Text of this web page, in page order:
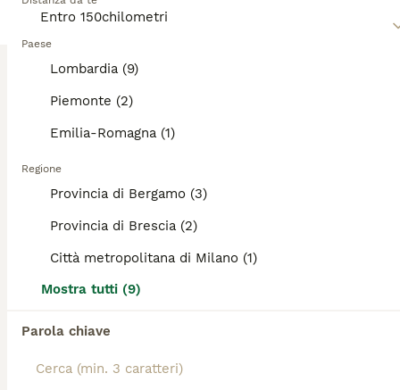
Paese
Lombardia (9)
Piemonte (2)
Emilia-Romagna (1)
Regione
Provincia di Bergamo (3)
Provincia di Brescia (2)
Città metropolitana di Milano (1)
Mostra tutti (9)
Parola chiave
Leggi la nostra pagina di consigli sul Labrador
stessa categoria.